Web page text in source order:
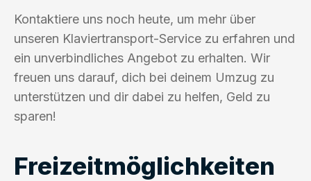
Kontaktiere uns noch heute, um mehr über
unseren Klaviertransport-Service zu erfahren und
ein unverbindliches Angebot zu erhalten. Wir
freuen uns darauf, dich bei deinem Umzug zu
unterstützen und dir dabei zu helfen, Geld zu
sparen!
Freizeitmöglichkeiten